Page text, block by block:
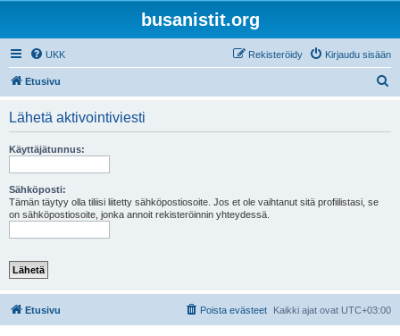
busanistit.org
UKK Kirjaudu sisään
Rekisteröidy
Etusivu
Lähetä aktivointiviesti
Käyttäjätunnus:
Sähköposti:
Tämän täytyy olla tiliisi liitetty sähköpostiosoite. Jos et ole vaihtanut sitä profiilistasi, se
on sähköpostiosoite, jonka annoit rekisteröinnin yhteydessä.
Etusivu Kaikki ajat ovat UTC+03:00
Poista evästeet